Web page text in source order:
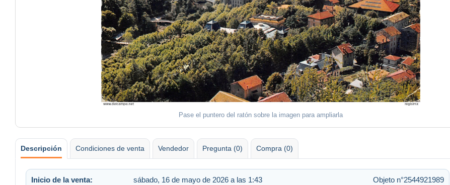
Pase el puntero del ratón sobre la imagen para ampliarla
Descripción Condiciones de venta Vendedor Pregunta (0) Compra (0)
Inicio de la venta: sábado, 16 de mayo de 2026 a las 1:43
Objeto n°2544921989